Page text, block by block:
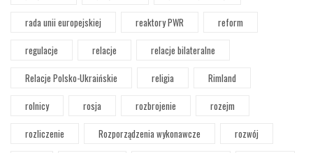
rada unii europejskiej
reaktory PWR
reform
regulacje
relacje
relacje bilateralne
Relacje Polsko-Ukraińskie
religia
Rimland
rolnicy
rosja rozbrojenie
rozejm
rozliczenie
Rozporządzenia wykonawcze
rozwój